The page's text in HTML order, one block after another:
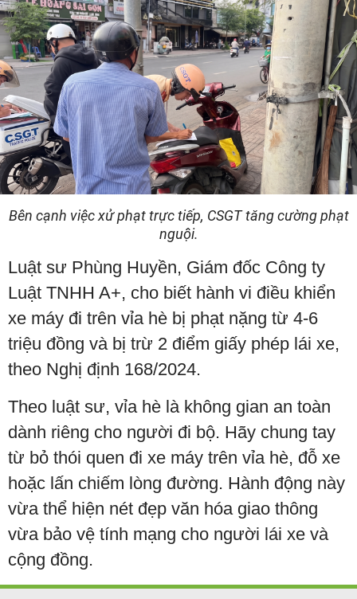
Bên cạnh việc xử phạt trực tiếp, CSGT tăng cường phạt
nguội.
Luật sư Phùng Huyền, Giám đốc Công ty
Luật TNHH A+, cho biết hành vi điều khiển
xe máy đi trên vỉa hè bị phạt nặng từ 4-6
triệu đồng và bị trừ 2 điểm giấy phép lái xe,
theo Nghị định 168/2024.
Theo luật sư, vỉa hè là không gian an toàn
dành riêng cho người đi bộ. Hãy chung tay
từ bỏ thói quen đi xe máy trên vỉa hè, đỗ xe
hoặc lấn chiếm lòng đường. Hành động này
vừa thể hiện nét đẹp văn hóa giao thông
vừa bảo vệ tính mạng cho người lái xe và
cộng đồng.